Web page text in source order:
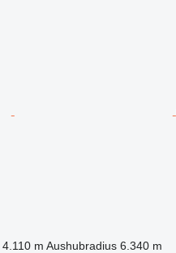
4.110 m Aushubradius 6.340 m